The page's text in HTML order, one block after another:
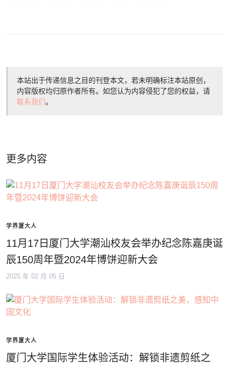
本站出于传递信息之目的刊登本文，若未明确标注本站原创，
内容版权均归原作者所有。如您认为内容侵犯了您的权益，请
联系我们。
更多内容
学界厦大人
11月17日厦门大学潮汕校友会举办纪念陈嘉庚诞
辰150周年暨2024年博饼迎新大会
2025 年 02 月 05 日
学界厦大人
厦门大学国际学生体验活动：解锁非遗剪纸之